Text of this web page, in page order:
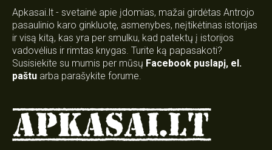
Apkasai.lt - svetainė apie įdomias, mažai girdėtas Antrojo
pasaulinio karo ginkluotę, asmenybes, neįtikėtinas istorijas
ir visą kitą, kas yra per smulku, kad patektų į istorijos
vadovėlius ir rimtas knygas. Turite ką papasakoti?
Susisiekite su mumis per mūsų Facebook puslapį, el.
paštu arba parašykite forume.